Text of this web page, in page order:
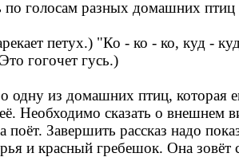
по голосам разных домашних
петух.) "Ко - ко - ко, куд -
гогочет гусь.)
одну из домашних птиц,
Необходимо сказать о
поёт. Завершить рассказ надо
и красный гребешок. Она